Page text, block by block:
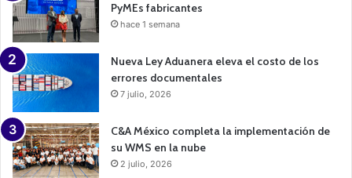
PyMEs fabricantes
hace 1 semana
Nueva Ley Aduanera eleva el costo de los
errores documentales
7 julio, 2026
C&A México completa la implementación de
su WMS en la nube
2 julio, 2026